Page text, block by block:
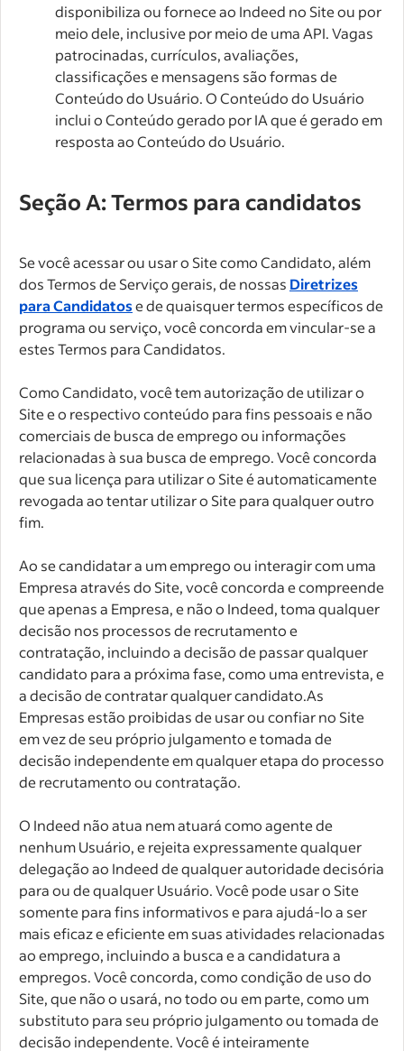
disponibiliza ou fornece ao Indeed no Site ou por
meio dele, inclusive por meio de uma API. Vagas
patrocinadas, currículos, avaliações,
classificações e mensagens são formas de
Conteúdo do Usuário. O Conteúdo do Usuário
inclui o Conteúdo gerado por IA que é gerado em
resposta ao Conteúdo do Usuário.
Seção A: Termos para candidatos
Se você acessar ou usar o Site como Candidato, além
dos Termos de Serviço gerais, de nossas Diretrizes
para Candidatose de quaisquer termos específicos de
programa ou serviço, você concorda em vincular-se a
estes Termos para Candidatos.
Como Candidato, você tem autorização de utilizar o
Site e o respectivo conteúdo para fins pessoais e não
comerciais de busca de emprego ou informações
relacionadas à sua busca de emprego. Você concorda
que sua licença para utilizar o Site é automaticamente
revogada ao tentar utilizar o Site para qualquer outro
fim.
Ao se candidatar a um emprego ou interagir com uma
Empresa através do Site, você concorda e compreende
que apenas a Empresa, e não o Indeed, toma qualquer
decisão nos processos de recrutamento e
contratação, incluindo a decisão de passar qualquer
candidato para a próxima fase, como uma entrevista, e
a decisão de contratar qualquer candidato.As
Empresas estão proibidas de usar ou confiar no Site
em vez de seu próprio julgamento e tomada de
decisão independente em qualquer etapa do processo
de recrutamento ou contratação.
O Indeed não atua nem atuará como agente de
nenhum Usuário, e rejeita expressamente qualquer
delegação ao Indeed de qualquer autoridade decisória
para ou de qualquer Usuário. Você pode usar o Site
somente para fins informativos e para ajudá-lo a ser
mais eficaz e eficiente em suas atividades relacionadas
ao emprego, incluindo a busca e a candidatura a
empregos. Você concorda, como condição de uso do
Site, que não o usará, no todo ou em parte, como um
substituto para seu próprio julgamento ou tomada de
decisão independente. Você é inteiramente